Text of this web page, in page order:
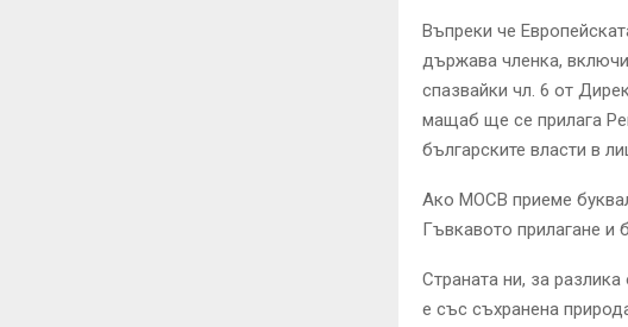
Въпреки че
държава членка,
спазвайки чл. 6 от
мащаб ще се прилага
българските власти в
Ако МОСВ приеме
Гъвкавото прилагане и
Страната ни, за
е със съхранена